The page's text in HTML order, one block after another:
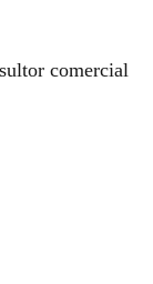
comercial